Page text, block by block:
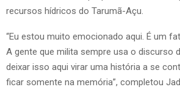
recursos hídricos do Tarumã-Açu.
“Eu estou muito emocionado aqui. É um
A gente que milita sempre usa o discurso
deixar isso aqui virar uma história a se
ficar somente na memória”, completou